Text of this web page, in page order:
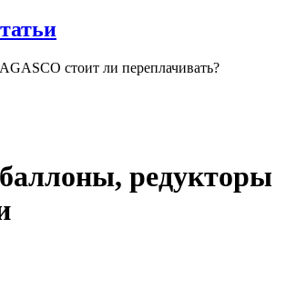
стоит ли переплачивать?
редукторы